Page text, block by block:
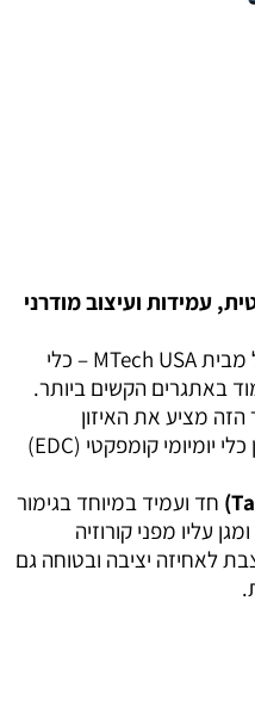
עמידות ועיצוב מודרני
הכירו את האולר הטקטי המתקפל מבית MTech USA – כלי
באתגרים הקשים ביותר.
ס"מ, האולר הזה מציע את האיזון
האידיאלי בין סכין שטח חזקה לבין כלי יומיומי קומפקטי (EDC)
חד ועמיד במיוחד בגימור
עליו מפני קורוזיה
לאחיזה יציבה ובטוחה גם